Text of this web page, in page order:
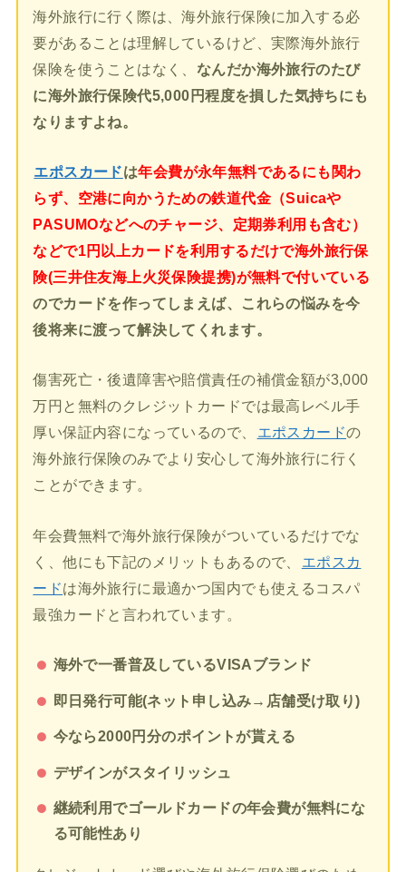
海外旅行に行く際は、海外旅行保険に加入する必
要があることは理解しているけど、実際海外旅行
保険を使うことはなく、 なんだか海外旅行のたび
に海外旅行保険代5,000円程度を損した気持ちにも
なりますよね。
エポスカードは年会費が永年無料であるにも関わ
らず、空港に向かうための鉄道代金（Suicaや
PASUMOなどへのチャージ、定期券利用も含む）
などで1円以上カードを利用するだけで海外旅行保
険(三井住友海上火災保険提携)が無料で付いている
のでカードを作ってしまえば、これらの悩みを今
後将来に渡って解決してくれます。
傷害死亡・後遺障害や賠償責任の補償金額が3,000
万円と無料のクレジットカードでは最高レベル手
厚い保証内容になっているので、
エポスカードの
海外旅行保険のみでより安心して海外旅行に行く
ことができます。
年会費無料で海外旅行保険がついているだけでな
く、他にも下記のメリットもあるので、
エポスカ
ードは海外旅行に最適かつ国内でも使えるコスパ
最強カードと言われています。
海外で一番普及しているVISAブランド
即日発行可能(ネット申し込み→店舗受け取り)
今なら2000円分のポイントが貰える
デザインがスタイリッシュ
継続利用でゴールドカードの年会費が無料にな
る可能性あり